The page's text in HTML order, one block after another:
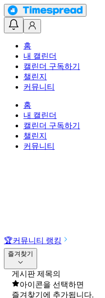
홈
내 캘린더
캘린더 구독하기
챌린지
커뮤니티
홈
내 캘린더
캘린더 구독하기
챌린지
커뮤니티
🏆커뮤니티 랭킹
즐겨찾기
게시판 제목의
아이콘을 선택하면
즐겨찾기에 추가됩니다.